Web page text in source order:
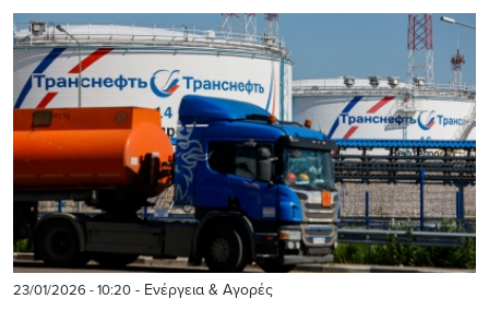
23/01/2026 - 10:20 - Ενέργεια & Αγορές